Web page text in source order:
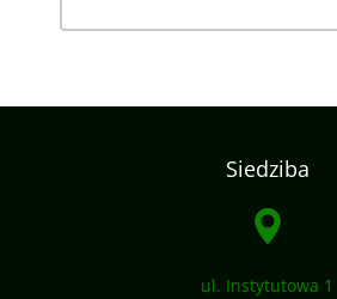
Siedziba
ul. Instytutowa 1